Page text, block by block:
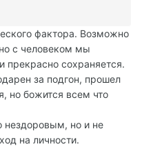
фактора. Возможно
с человеком мы
прекрасно сохраняется.
за подгон, прошел
но божится всем что
нездоровым, но и не
на личности.